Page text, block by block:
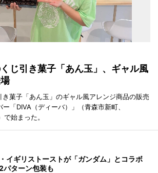
じ引き菓子「あん玉」、ギャル風
菓子「あん玉」のギャル風アレンジ商品の販売
「DIVA（ディーバ）」（青森市新町、
始まった。
イギリストーストが「ガンダム」とコラボ
パターン包装も